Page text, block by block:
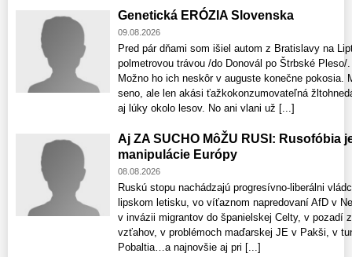
Genetická ERÓZIA Slovenska
09.08.2026
Pred pár dňami som išiel autom z Bratislavy na
polmetrovou trávou /do Donovál po Štrbské
Možno ho ich neskôr v auguste konečne pokosia.
seno, ale len akási ťažkokonzumovateľná
aj lúky okolo lesov. No ani vlani už [...]
Aj ZA SUCHO MôŽU RUSI: Rusofóbia
manipulácie Európy
08.08.2026
Ruskú stopu nachádzajú progresívno-liberálni
lipskom letisku, vo víťaznom napredovaní AfD v
v invázii migrantov do španielskej Celty, v pozadí
vzťahov, v problémoch maďarskej JE v Pakši, v
Pobaltia…a najnovšie aj pri [...]